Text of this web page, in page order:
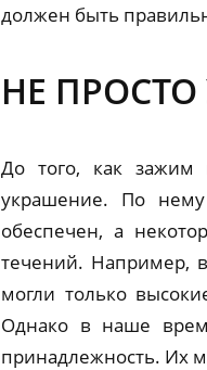
должен быть
НЕ
До того, как зажим
украшение. По нему
обеспечен, а
течений. Например,
могли только
Однако в наше
принадлежность. Их